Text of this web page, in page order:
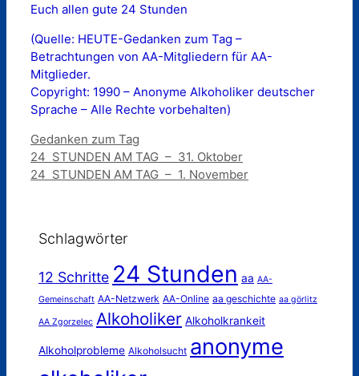
Euch allen gute 24 Stunden
(Quelle: HEUTE-Gedanken zum Tag –
Betrachtungen von AA-Mitgliedern für AA-
Mitglieder.
Copyright: 1990 – Anonyme Alkoholiker deutscher
Sprache – Alle Rechte vorbehalten)
Kategorien
Gedanken zum Tag
24 STUNDEN AM TAG – 31. Oktober
24 STUNDEN AM TAG – 1. November
Schlagwörter
12 Schritte 24 Stunden aa AA-
Gemeinschaft AA-Netzwerk AA-Online aa geschichte aa görlitz
AA Zgorzelec Alkoholiker Alkoholkrankeit
Alkoholprobleme Alkoholsucht anonyme